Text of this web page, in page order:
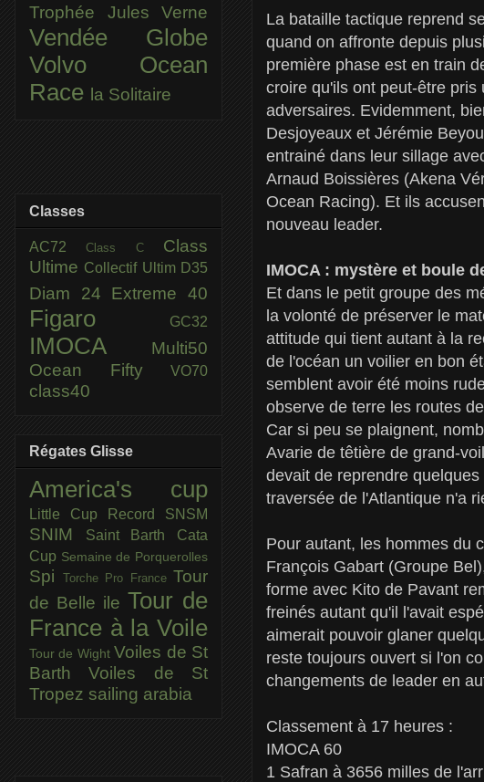
La bataille tactique reprend
quand on affronte depuis
première phase est en train
croire qu'ils ont peut-être
adversaires. Evidemment,
Desjoyeaux et Jérémie
entrainé dans leur sillage
Arnaud Boissières (Akena
Ocean Racing). Et ils
nouveau leader.
IMOCA : mystère et boule
Et dans le petit groupe des
la volonté de préserver le
attitude qui tient autant à la
de l'océan un voilier en bon
semblent avoir été moins
observe de terre les routes
Car si peu se plaignent,
Avarie de têtière de grand-
devait de reprendre
traversée de l'Atlantique n'a
Pour autant, les hommes du
François Gabart (Groupe
forme avec Kito de Pavant
freinés autant qu'il l'avait
aimerait pouvoir glaner
reste toujours ouvert si l'on
changements de leader en
Classement à 17 heures :
IMOCA 60
1 Safran à 3656 milles de
Trophée Jules Verne
Vendée Globe
Volvo Ocean
Race la Solitaire
Classes
AC72Class C Class
Ultime Collectif Ultim D35
Diam 24 Extreme 40
Figaro GC32
IMOCA
Multi50
Ocean Fifty
VO70
class40
Régates Glisse
America's cup
Little Cup Record SNSM
SNIM
Saint Barth Cata
Cup Semaine de Porquerolles
Spi Torche Pro France Tour
de Belle ile Tour de
France à la Voile
Tour de Wight Voiles de St
BarthVoiles de St
Tropez sailing arabia